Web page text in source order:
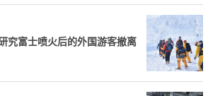
究富士喷火后的外国游客撤离